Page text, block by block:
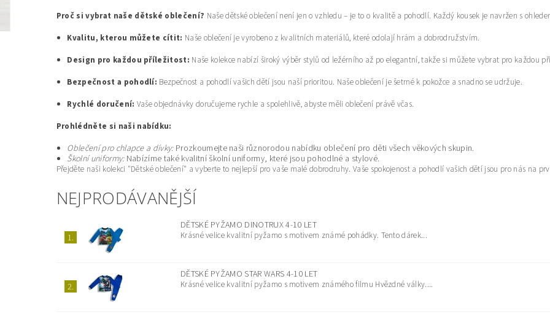
Proč si vybrat naše dětské oblečení? Naše dětské oblečení není jen o vzhledu – je to o kvalitě a pohodlí. Každý kousek je navržen s
Kvalitu, kterou můžete cítit: Naše oblečení je vyrobeno z kvalitních materiálů, které odolají hrám a dobrodružstvím.
Design pro každou příležitost: Naše kolekce nabízí široký výběr stylů od ležérního až po elegantní, takže si můžete vybrat pro každou
Bezpečnost a pohodlí: Bezpečnost a pohodlí vašich dětí jsou naší prioritou. Naše oblečení je šetrné k pokožce a snadno se udržuje.
Rychlé doručení: Vaše objednávky doručujeme rychle a spolehlivě, abyste měli oblečení právě včas.
Prohlédněte si naši nabídku:
Oblečení pro chlapce a dívky:Prozkoumejte naši různorodou nabídku oblečení pro děti všech věkových skupin.
Školní uniformy:Nabízíme také kvalitní školní uniformy, které jsou pohodlné a stylové.
Přejděte naši kolekci "Dětské oblečení" a vyberte to nejlepší pro vaše malé dobrodruhy. Vaše spokojenost a pohodlí vašich dětí jsou pro nás na
NEJPRODÁVANĚJŠÍ
1.
DĚTSKÉ PYŽAMO DINOTRUX 4-10 LET
Krásné velice kvalitní pyžamo s motivem známé pohádky. Tento dárek...
2.
DĚTSKÉ PYŽAMO STAR WARS 4-10 LET
Krásné velice kvalitní pyžamo s motivem známého filmu Hvězdné války....